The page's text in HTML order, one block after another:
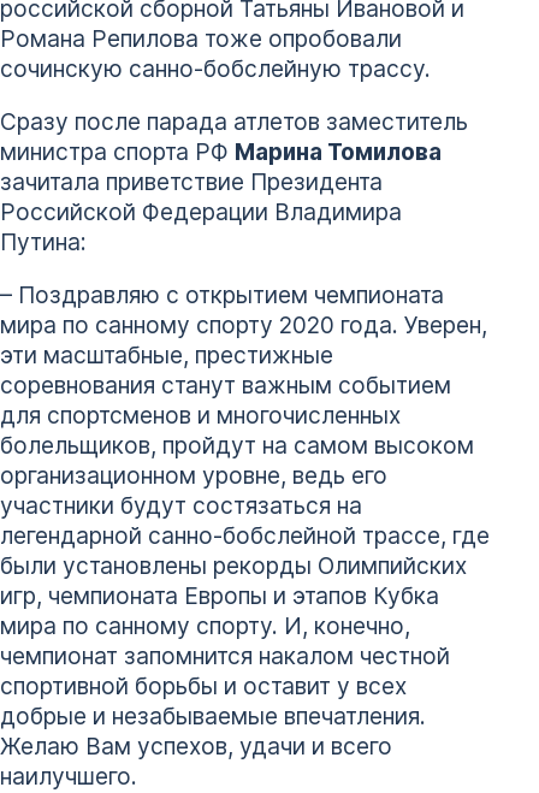
российской сборной Татьяны Ивановой и
Романа Репилова тоже опробовали
сочинскую санно-бобслейную трассу.
Сразу после парада атлетов заместитель
министра спорта РФ Марина Томилова
зачитала приветствие Президента
Российской Федерации Владимира
Путина:
– Поздравляю с открытием чемпионата
мира по санному спорту 2020 года. Уверен,
эти масштабные, престижные
соревнования станут важным событием
для спортсменов и многочисленных
болельщиков, пройдут на самом высоком
организационном уровне, ведь его
участники будут состязаться на
легендарной санно-бобслейной трассе, где
были установлены рекорды Олимпийских
игр, чемпионата Европы и этапов Кубка
мира по санному спорту. И, конечно,
чемпионат запомнится накалом честной
спортивной борьбы и оставит у всех
добрые и незабываемые впечатления.
Желаю Вам успехов, удачи и всего
наилучшего.